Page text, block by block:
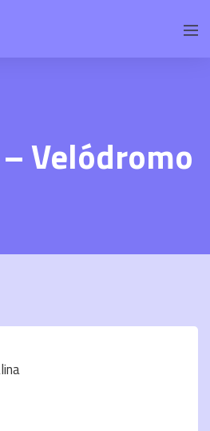
Velódromo